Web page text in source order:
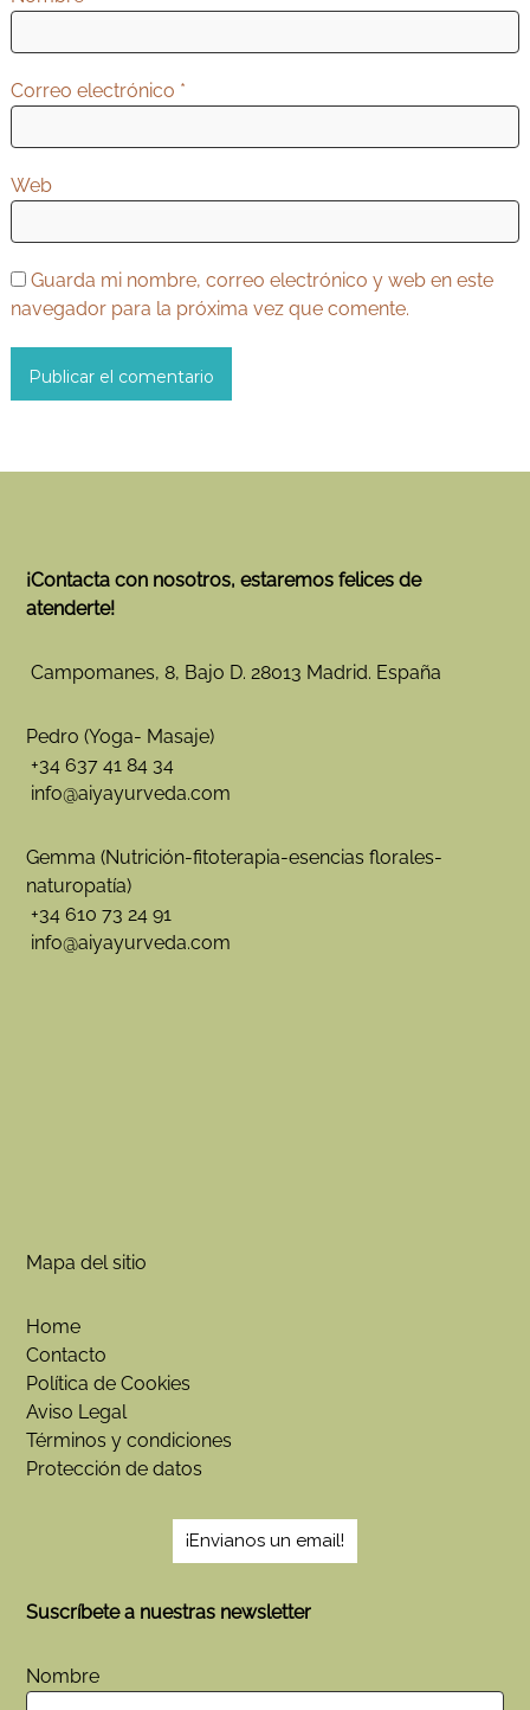
r
a
d
Correo electrónico *
Web
Guarda mi nombre, correo electrónico y web en este
navegador para la próxima vez que comente.
¡Contacta con nosotros, estaremos felices de
atenderte!
Campomanes, 8, Bajo D. 28013 Madrid. España
Pedro (Yoga- Masaje)
+34 637 41 84 34
info@aiyayurveda.com
Gemma (Nutrición-fitoterapia-esencias florales-
naturopatía)
+34 610 73 24 91
info@aiyayurveda.com
Mapa del sitio
Home
Contacto
Política de Cookies
Aviso Legal
Términos y condiciones
Protección de datos
¡Envianos un email!
Suscríbete a nuestras newsletter
Nombre